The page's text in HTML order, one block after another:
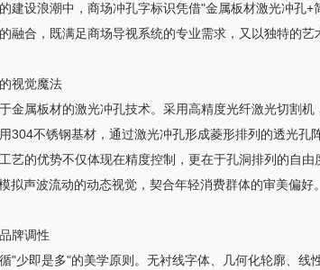
建设浪潮中，商场冲孔字标识凭借"金属板材激光冲孔
融合，既满足商场导视系统的专业需求，又以独特的
视觉魔法
金属板材的激光冲孔技术。采用高精度光纤激光切割
304不锈钢基材，通过激光冲孔形成菱形排列的透光
艺的优势不仅体现在精度控制，更在于孔洞排列的
拟声波流动的动态视觉，契合年轻消费群体的审美偏好。
牌调性
"少即是多"的美学原则。无衬线字体、几何化轮廓、